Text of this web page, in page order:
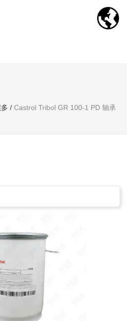
/ Castrol Tribol GR 100-1 PD 轴承
7 700ml 249063 LUBE润滑脂